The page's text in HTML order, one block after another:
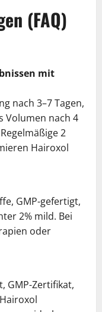
(FAQ)
mit
nach 3–7 Tagen,
Volumen nach 4
2
Hairoxol
GMP-gefertigt,
2% mild. Bei
oder
GMP-Zertifikat,